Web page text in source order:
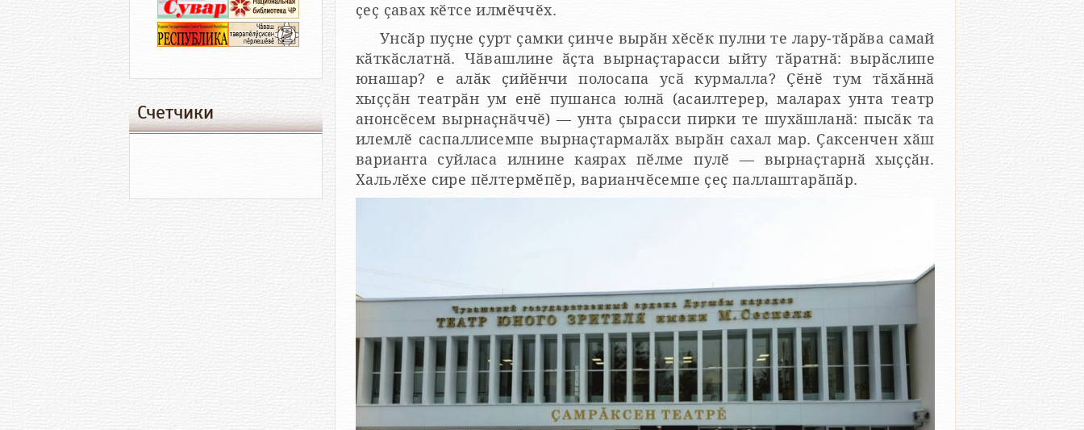
ҫеҫ ҫавах кӗтсе илмӗччӗх.
Унсӑр пуҫне ҫурт ҫамки ҫинче вырӑн хӗсӗк пулни те лару-тӑрӑва самай
кӑткӑслатнӑ. Чӑвашлине ӑҫта вырнаҫтарасси ыйту тӑратнӑ: вырӑслипе
юнашар? е алӑк ҫийӗнчи полосапа усӑ курмалла? Ҫӗнӗ тум тӑхӑннӑ
хыҫҫӑн театрӑн ум енӗ пушанса юлнӑ (асаилтерер, маларах унта театр
анонсӗсем вырнаҫнӑччӗ) — унта ҫырасси пирки те шухӑшланӑ: пысӑк та
илемлӗ саспаллисемпе вырнаҫтармалӑх вырӑн сахал мар. Ҫаксенчен хӑш
варианта суйласа илнине каярах пӗлме пулӗ — вырнаҫтарнӑ хыҫҫӑн.
Хальлӗхе сире пӗлтермӗпӗр, варианчӗсемпе ҫеҫ паллаштарӑпӑр.
Счетчики